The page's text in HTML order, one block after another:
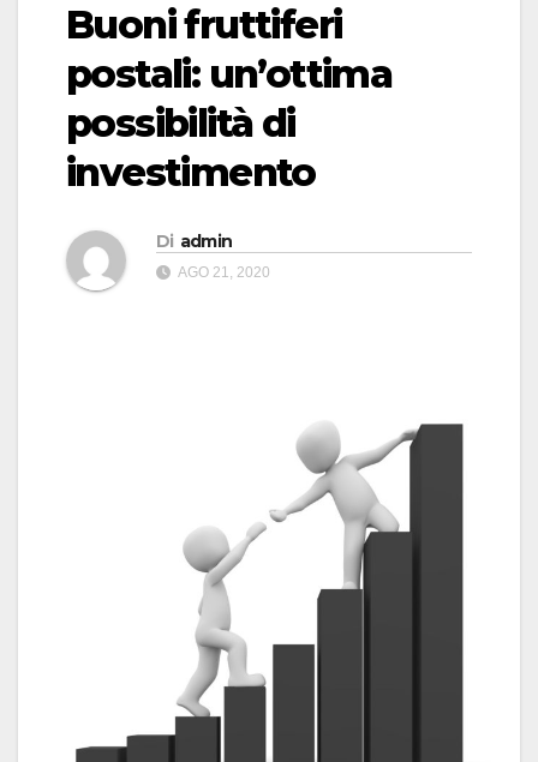
Buoni fruttiferi
postali: un’ottima
possibilità di
investimento
Di admin
AGO 21, 2020